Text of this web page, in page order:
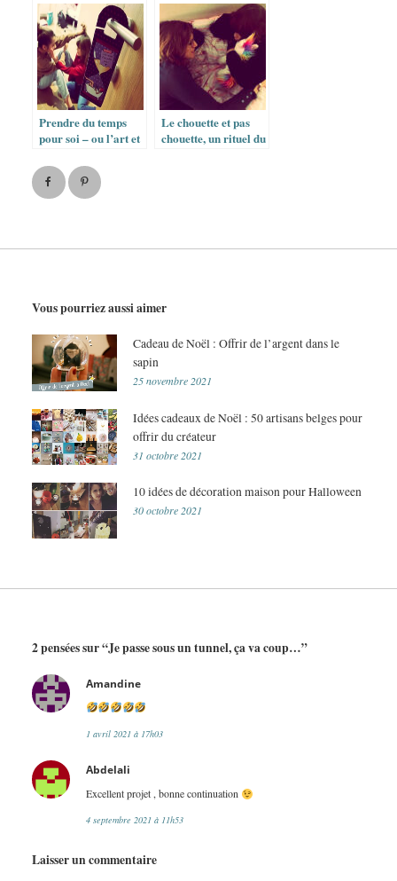
mémoire avec les
Flash-Cards
Prendre du temps
pour soi – ou l’art et
prendre une pause
Le chouette et pas
chouette, un rituel du
Vous pourriez aussi aimer
Cadeau de Noël : Offrir de l’argent dans le
sapin
25 novembre 2021
Idées cadeaux de Noël : 50 artisans belges pour
offrir du créateur
31 octobre 2021
10 idées de décoration maison pour Halloween
30 octobre 2021
2 pensées sur “Je passe sous un tunnel, ça va coup…”
Amandinedit :
1 avril 2021 à 17h03
Abdelalidit :
Excellent projet , bonne continuation
4 septembre 2021 à 11h53
Laisser un commentaire